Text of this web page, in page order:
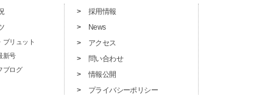
ブリュット
新号
ブログ
採用情報
News
アクセス
問い合わせ
情報公開
プライバシーポリシー